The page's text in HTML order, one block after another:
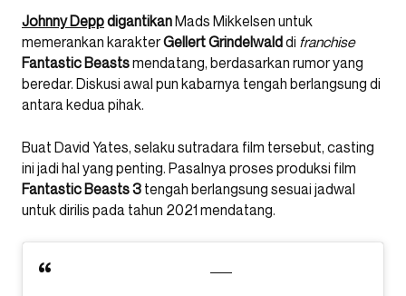
Johnny DeppdigantikanMads Mikkelsen untuk
memerankan karakterGellert Grindelwalddi franchise
Fantastic Beastsmendatang, berdasarkan rumor yang
beredar. Diskusi awal pun kabarnya tengah berlangsung di
antara kedua pihak.
Buat David Yates, selaku sutradara film tersebut, casting
ini jadi hal yang penting. Pasalnya proses produksi film
Fantastic Beasts 3 tengah berlangsung sesuai jadwal
untuk dirilis pada tahun 2021 mendatang.